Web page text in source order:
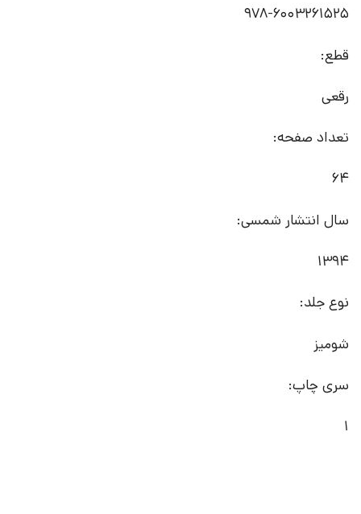
978-6003261525
قطع:
رقعی
تعداد صفحه:
64
سال انتشار شمسی:
1394
نوع جلد:
شومیز
سری چاپ:
1